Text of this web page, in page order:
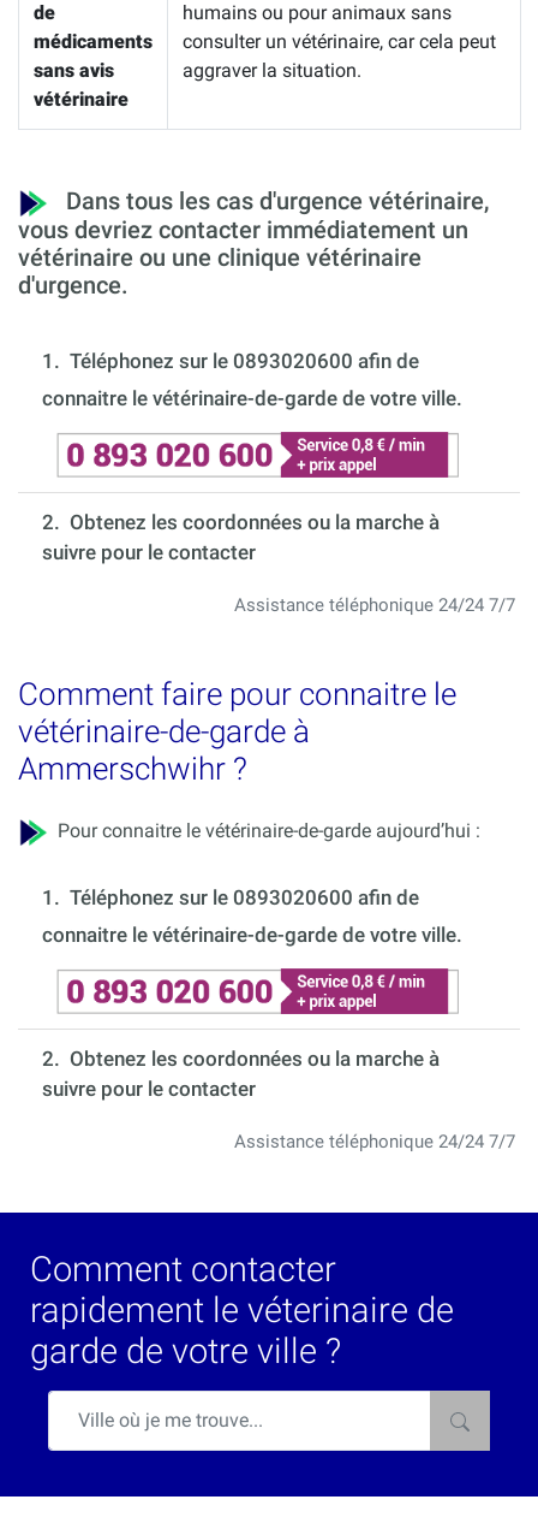
de
médicaments
sans avis
vétérinaire
humains ou pour animaux sans
consulter un vétérinaire, car cela peut
aggraver la situation.
Dans tous les cas d'urgence vétérinaire,
vous devriez contacter immédiatement un
vétérinaire ou une clinique vétérinaire
d'urgence.
1. Téléphonez sur le 0893020600 afin de
connaitre le vétérinaire-de-garde de votre ville.
2. Obtenez les coordonnées ou la marche à
suivre pour le contacter
Assistance téléphonique 24/24 7/7
Comment faire pour connaitre le
vétérinaire-de-garde à
Ammerschwihr ?
Pour connaitre le vétérinaire-de-garde aujourd’hui :
1. Téléphonez sur le 0893020600 afin de
connaitre le vétérinaire-de-garde de votre ville.
2. Obtenez les coordonnées ou la marche à
suivre pour le contacter
Assistance téléphonique 24/24 7/7
Comment contacter
rapidement le véterinaire de
garde de votre ville ?